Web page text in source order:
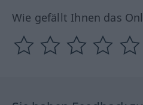
Wie gefällt Ihnen das